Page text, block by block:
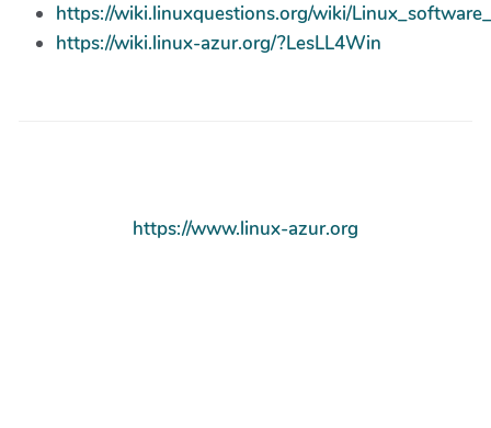
https://wiki.linuxquestions.org/wiki/
https://wiki.linux-azur.org/?LesLL4Win
https://www.linux-azur.org